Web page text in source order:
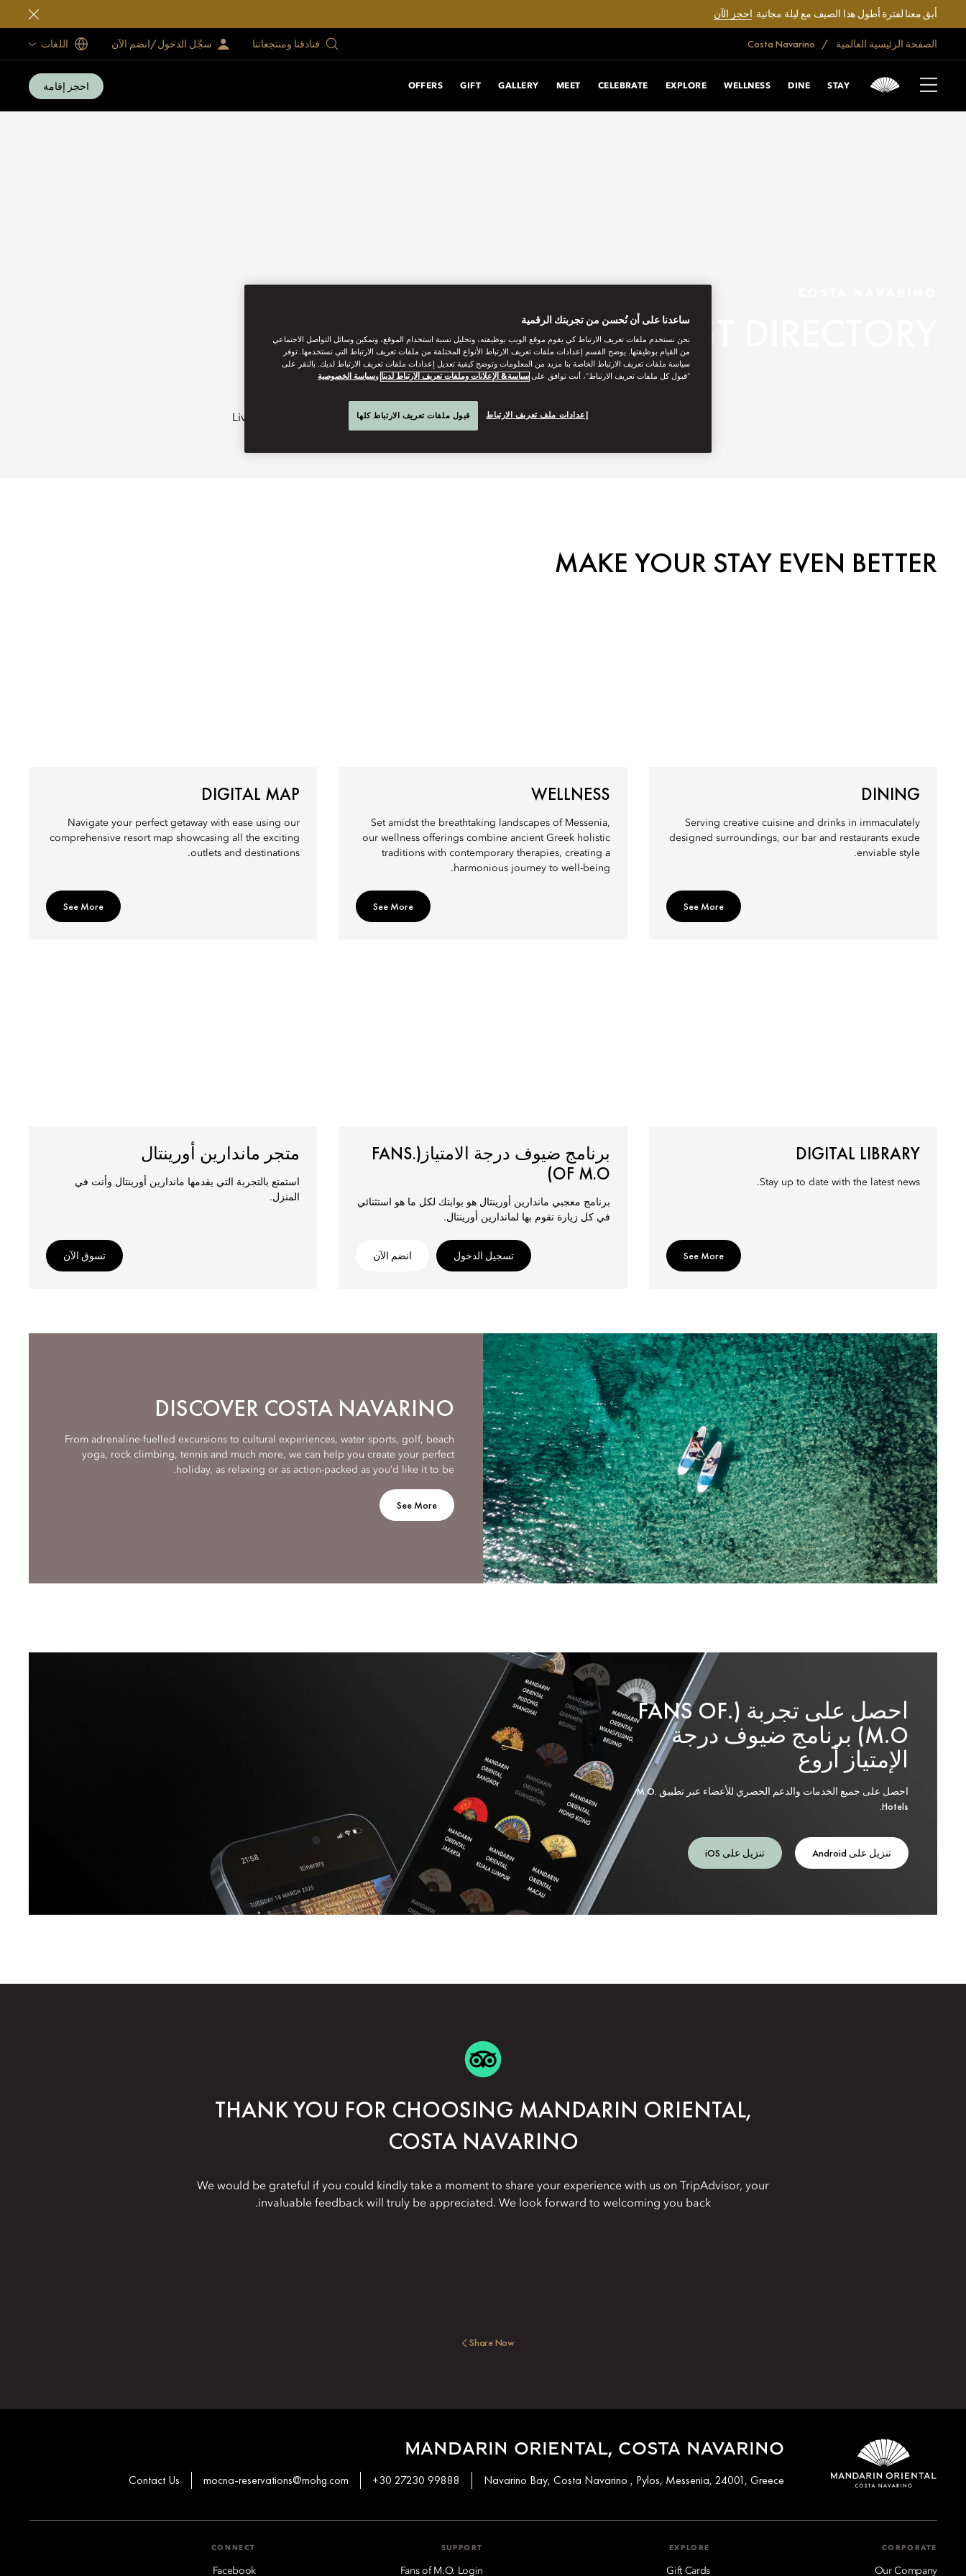
أبق معنا لفترة أطول هذا الصيف مع ليلة مجانية.احجز الآن
الصفحة الرئيسية العالمية فنادقنا ومنتجعاتنا سجّل الدخول/انضم الآن اللغات
STAY
DINE
WELLNESS
EXPLORE
CELEBRATE
MEET
GALLERY
GIFT
OFFERS احجز إقامة
GUEST DIRECTORY
Live Chat
MAKE YOUR STAY EVEN BETTER
DINING
Serving creative cuisine and drinks in immaculately
designed surroundings, our bar and restaurants exude
enviable style.
See More
WELLNESS
Set amidst the breathtaking landscapes of Messenia,
our wellness offerings combine ancient Greek holistic
traditions with contemporary therapies, creating a
harmonious journey to well-being.
See More
DIGITAL MAP
Navigate your perfect getaway with ease using our
comprehensive resort map showcasing all the exciting
outlets and destinations.
See More
DIGITAL LIBRARY
Stay up to date with the latest news.
See More
برنامج ضيوف درجة الامتياز(.FANS
OF M.O)
برنامج معجبي ماندارين أورينتال هو بوابتك لكل ما هو استثنائي
في كل زيارة تقوم بها لماندارين أورينتال.
تسجيل الدخول انضم الآن
متجر ماندارين أورينتال
استمتع بالتجربة التي يقدمها ماندارين أورينتال وأنت في
المنزل.
تسوق الآن
DISCOVER COSTA NAVARINO
From adrenaline-fuelled excursions to cultural experiences, water sports, golf, beach
yoga, rock climbing, tennis and much more, we can help you create your perfect
holiday, as relaxing or as action-packed as you’d like it to be.
See More
احصل على تجربة (.FANS OF
M.O) برنامج ضيوف درجة
الإمتياز أروع
احصل على جميع الخدمات والدعم الحصري للأعضاء عبر تطبيق M.O.
Hotels.
تنزيل على Android تنزيل على iOS
THANK YOU FOR CHOOSING MANDARIN ORIENTAL,
COSTA NAVARINO
We would be grateful if you could kindly take a moment to share your experience with us on TripAdvisor, your
invaluable feedback will truly be appreciated. We look forward to welcoming you back.
Share Now
MANDARIN ORIENTAL, COSTA NAVARINO
Navarino Bay, Costa Navarino , Pylos, Messenia, 24001, Greece
+30 27230 99888
mocna-reservations@mohg.com
Contact Us
CORPORATE
Our Company
EXPLORE
Gift Cards
SUPPORT
Fans of M.O. Login
CONNECT
Facebook
ساعدنا على أن نُحسن من تجربتك الرقمية
نحن نستخدم ملفات تعريف الارتباط كي يقوم موقع الويب بوظيفته، وتحليل نسبة استخدام الموقع، وتمكين وسائل التواصل الاجتماعي
من القيام بوظيفتها. يوضح القسم إعدادات ملفات تعريف الارتباط الأنواع المختلفة من ملفات تعريف الارتباط التي نستخدمها. توفر
سياسة ملفات تعريف الارتباط الخاصة بنا مزيد من المعلومات وتوضح كيفية تعديل إعدادات ملفات تعريف الارتباط لديك. بالنقر على
“قبول كل ملفات تعريف الارتباط”، أنت توافق على سياسة& الإعلانات وملفات تعريف الارتباط لدينا وسياسة الخصوصية
إعدادات ملف تعريف الارتباط قبول ملفات تعريف الارتباط كلها